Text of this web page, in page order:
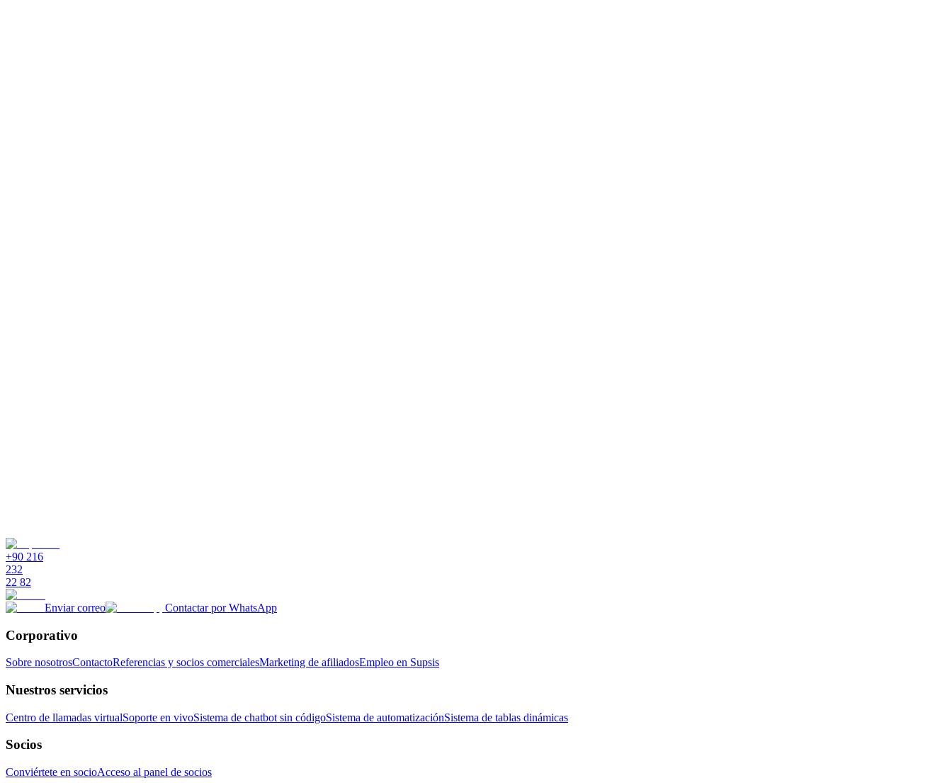
+90 216
232
22 82
Enviar correo Contactar por WhatsApp
Corporativo
Sobre nosotrosContactoReferencias y socios comercialesMarketing de afiliadosEmpleo en Supsis
Nuestros servicios
Centro de llamadas virtualSoporte en vivoSistema de chatbot sin códigoSistema de automatizaciónSistema de tablas dinámicas
Socios
Conviértete en socioAcceso al panel de socios